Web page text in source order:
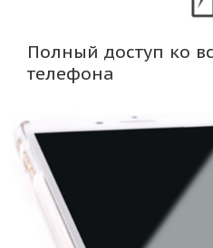
Полный доступ ко
телефона